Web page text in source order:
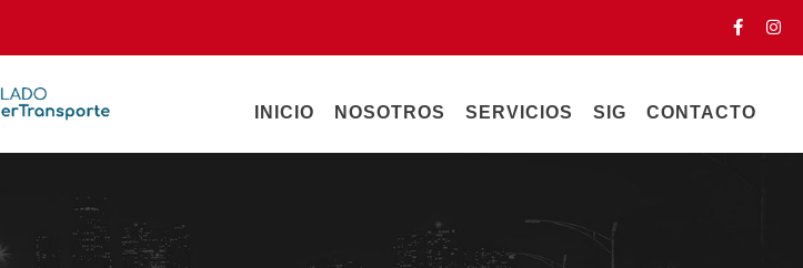
INICIO NOSOTROS SERVICIOS SIG CONTACTO